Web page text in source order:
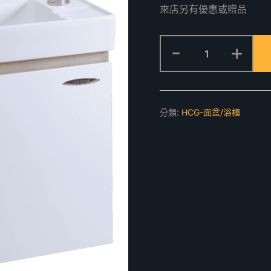
來店另有優惠或贈品
-
4129N
臉
盆
浴
+
分類: HCG-面盆/浴櫃